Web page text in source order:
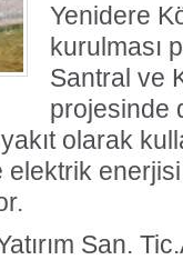
Yenidere
kurulması
Santral ve
projesinde
olarak
elektrik
San.